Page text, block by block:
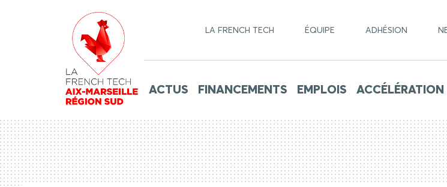
LA FRENCH TECH ÉQUIPE ADHÉSION
ACTUS FINANCEMENTS EMPLOIS ACCÉLÉRATION